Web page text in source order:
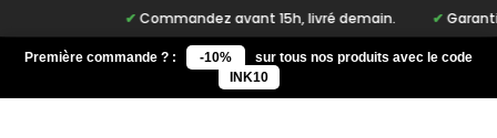
Commandez avant 15h, livré demain. Garantie
Première commande ? : -10%
sur tous nos produits avec le code
INK10